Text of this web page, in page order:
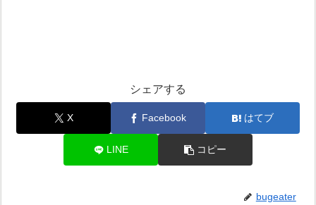
シェアする
X Facebook はてブ
LINE コピー
bugeater